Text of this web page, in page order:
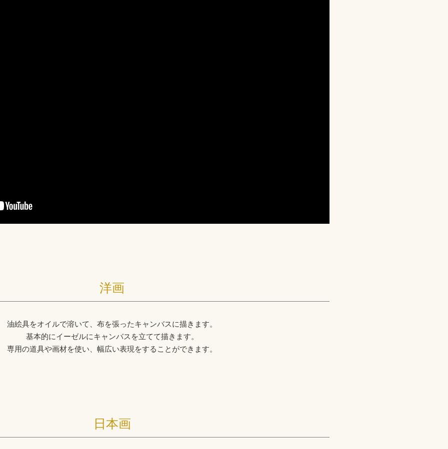
洋画
油絵具をオイルで溶いて、布を張ったキャンバスに描きます。
基本的にイーゼルにキャンバスを立てて描きます。
専用の道具や画材を使い、幅広い表現をすることができます。
日本画